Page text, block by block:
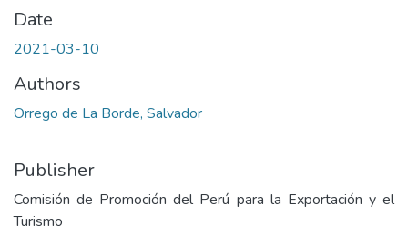
Date
2021-03-10
Authors
Orrego de La Borde, Salvador
Publisher
Comisión de Promoción del Perú para la Exportación y el
Turismo